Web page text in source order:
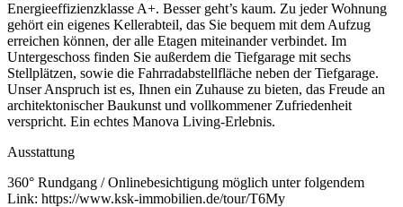
Energieeffizienzklasse A+. Besser geht’s kaum. Zu jeder Wohnung
gehört ein eigenes Kellerabteil, das Sie bequem mit dem Aufzug
erreichen können, der alle Etagen miteinander verbindet. Im
Untergeschoss finden Sie außerdem die Tiefgarage mit sechs
Stellplätzen, sowie die Fahrradabstellfläche neben der Tiefgarage.
Unser Anspruch ist es, Ihnen ein Zuhause zu bieten, das Freude an
architektonischer Baukunst und vollkommener Zufriedenheit
verspricht. Ein echtes Manova Living-Erlebnis.
Ausstattung
360° Rundgang / Onlinebesichtigung möglich unter folgendem
Link: https://www.ksk-immobilien.de/tour/T6My